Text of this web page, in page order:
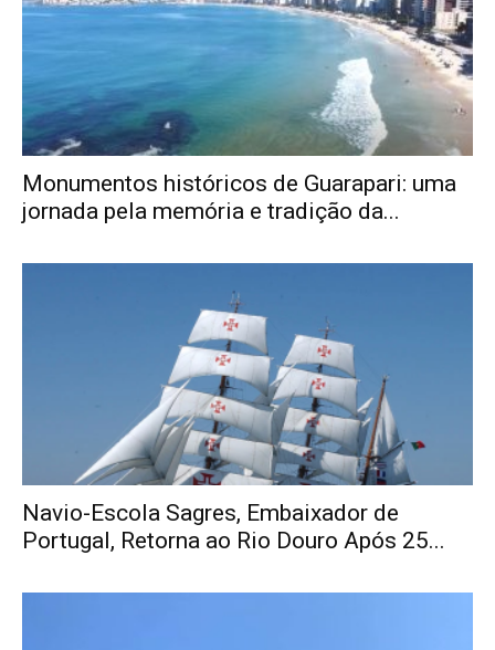
Monumentos históricos de Guarapari: uma
jornada pela memória e tradição da...
Navio-Escola Sagres, Embaixador de
Portugal, Retorna ao Rio Douro Após 25...